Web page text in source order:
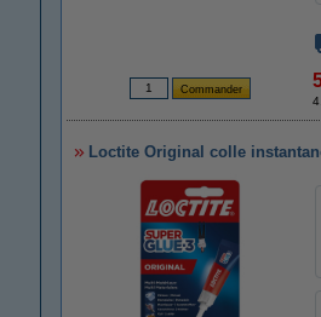
Loctite Original colle